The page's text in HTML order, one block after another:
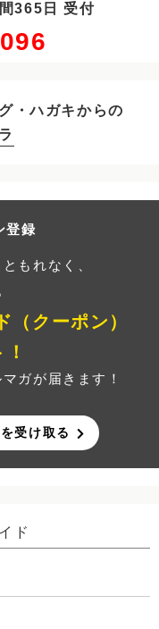
365日 受付
・ハガキからの
登録
もれなく、
クーポン）
ガが届きます！
受け取る
ド